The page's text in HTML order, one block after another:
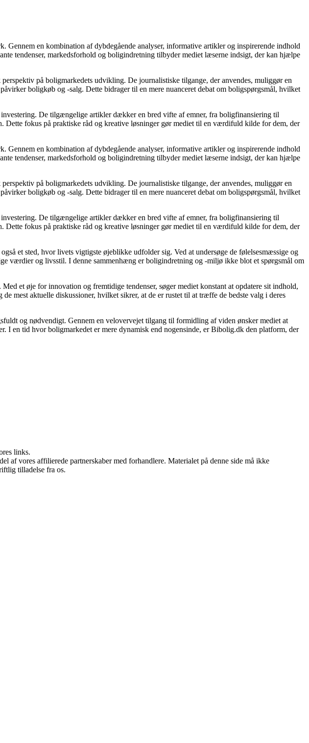
en kombination af dybdegående analyser, informative artikler og inspirerende indhold
tendenser, markedsforhold og boligindretning tilbyder mediet læserne indsigt, der kan hjælpe
på boligmarkedets udvikling. De journalistiske tilgange, der anvendes, muliggør en
boligkøb og -salg. Dette bidrager til en mere nuanceret debat om boligspørgsmål, hvilket
De tilgængelige artikler dækker en bred vifte af emner, fra boligfinansiering til
fokus på praktiske råd og kreative løsninger gør mediet til en værdifuld kilde for dem, der
en kombination af dybdegående analyser, informative artikler og inspirerende indhold
tendenser, markedsforhold og boligindretning tilbyder mediet læserne indsigt, der kan hjælpe
på boligmarkedets udvikling. De journalistiske tilgange, der anvendes, muliggør en
boligkøb og -salg. Dette bidrager til en mere nuanceret debat om boligspørgsmål, hvilket
De tilgængelige artikler dækker en bred vifte af emner, fra boligfinansiering til
fokus på praktiske råd og kreative løsninger gør mediet til en værdifuld kilde for dem, der
et sted, hvor livets vigtigste øjeblikke udfolder sig. Ved at undersøge de følelsesmæssige og
værdier og livsstil. I denne sammenhæng er boligindretning og -miljø ikke blot et spørgsmål om
et øje for innovation og fremtidige tendenser, søger mediet konstant at opdatere sit indhold,
mest aktuelle diskussioner, hvilket sikrer, at de er rustet til at træffe de bedste valg i deres
og nødvendigt. Gennem en velovervejet tilgang til formidling af viden ønsker mediet at
I en tid hvor boligmarkedet er mere dynamisk end nogensinde, er Bibolig.dk den platform, der
links.
af vores affilierede partnerskaber med forhandlere. Materialet på denne side må ikke
tilladelse fra os.